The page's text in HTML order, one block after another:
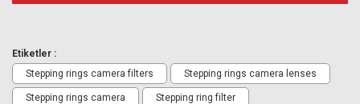
Etiketler :
Stepping rings camera filters
Stepping rings camera lenses
Stepping rings camera Stepping ring filter